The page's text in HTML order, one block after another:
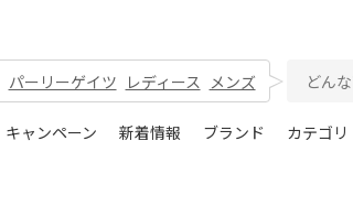
パーリーゲイツ レディース メンズ
キャンペーン 新着情報 ブランド カテゴリ